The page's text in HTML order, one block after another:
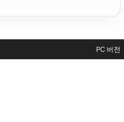
PC 버전